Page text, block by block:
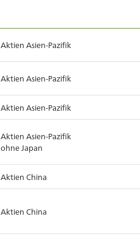
Aktien Asien-Pazifik
Aktien Asien-Pazifik
Aktien Asien-Pazifik
Aktien Asien-Pazifik
ohne Japan
Aktien China
Aktien China